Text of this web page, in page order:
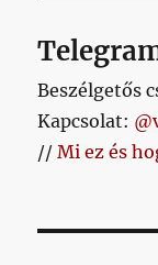
Beszélgetős
Kapcsolat:
//Mi ez és